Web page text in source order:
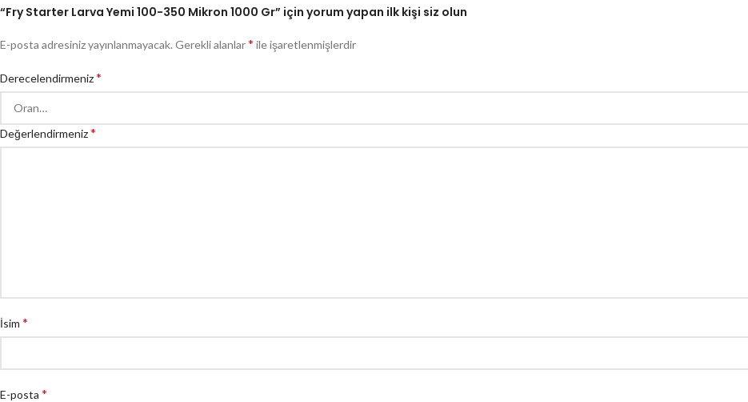
“Fry Starter Larva Yemi 100-350 Mikron 1000 Gr” için yorum yapan ilk kişi siz olun
E-posta adresiniz yayınlanmayacak. Gerekli alanlar* ile işaretlenmişlerdir
Derecelendirmeniz*
Değerlendirmeniz*
İsim *
E-posta *